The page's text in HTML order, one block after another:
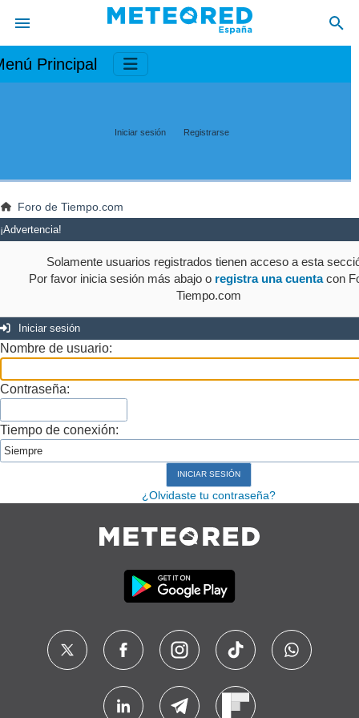
Principal
Iniciar sesión Registrarse
Foro de Tiempo.com
¡Advertencia!
Solamente usuarios registrados tienen acceso a esta
Por favor inicia sesión más abajo o registra una cuentacon
Tiempo.com
Iniciar sesión
Nombre de usuario:
Contraseña:
Tiempo de conexión:
¿Olvidaste tu contraseña?